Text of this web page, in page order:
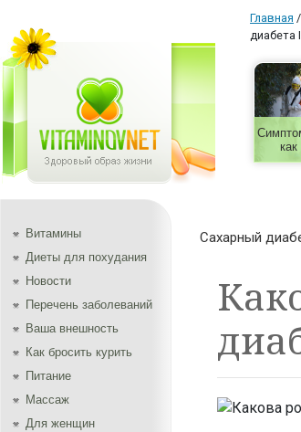
Главная /
диабета
Витамины
Диеты для похудания
Новости
Перечень заболеваний
Ваша внешность
Как бросить курить
Питание
Массаж
Для женщин
Сахарный